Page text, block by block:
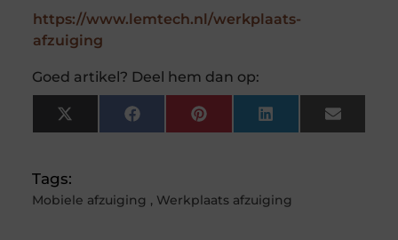
https://www.lemtech.nl/werkplaats-
afzuiging
Goed artikel? Deel hem dan op:
X
(Twitter)
FacebookPinterestLinkedInEmail
Tags:
Mobiele afzuiging , Werkplaats afzuiging